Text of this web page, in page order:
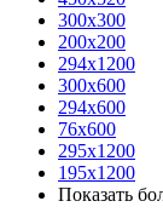
300x300
200x200
294x1200
300x600
294x600
76х600
295х1200
195х1200
Показать